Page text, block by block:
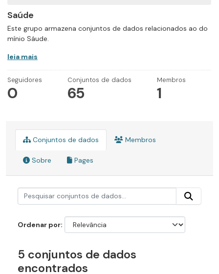
Saúde
Este grupo armazena conjuntos de dados relacionados ao do
mínio Sáude.
leia mais
Seguidores
0
Conjuntos de dados
65
Membros
1
Conjuntos de dados Membros
Sobre Pages
Ordenar por
5 conjuntos de dados
encontrados